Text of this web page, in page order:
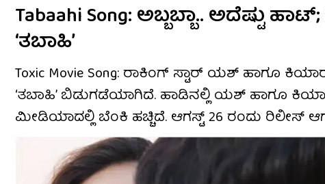
Tabaahi Song: ಅಬ್ಬಬ್ಬಾ..
‘ತಬಾಹಿ’
Toxic Movie Song: ರಾಕಿಂಗ್ ಸ್ಟಾರ್ ಯಶ್ ಹಾಗೂ
‘ತಬಾಹಿ’ ಬಿಡುಗಡೆಯಾಗಿದೆ. ಹಾಡಿನಲ್ಲಿ ಯಶ್ ಹಾಗೂ
ಮೀಡಿಯಾದಲ್ಲಿ ಬೆಂಕಿ ಹಚ್ಚಿದೆ. ಆಗಸ್ಟ್ 26 ರಂದು ರಿಲೀಸ್